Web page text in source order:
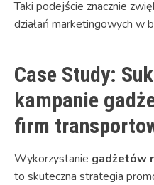
Taki podejście znacznie
działań marketingowych w
Case Study:
kampanie
firm
Wykorzystanie gadżetów
to skuteczna strategia